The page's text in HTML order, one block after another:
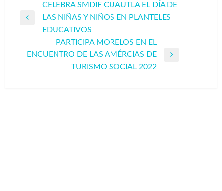
Navegación
de
entradas
CELEBRA SMDIF CUAUTLA EL DÍA DE
LAS NIÑAS Y NIÑOS EN PLANTELES
EDUCATIVOS
PARTICIPA MORELOS EN EL
ENCUENTRO DE LAS AMÉRCIAS DE
TURISMO SOCIAL 2022